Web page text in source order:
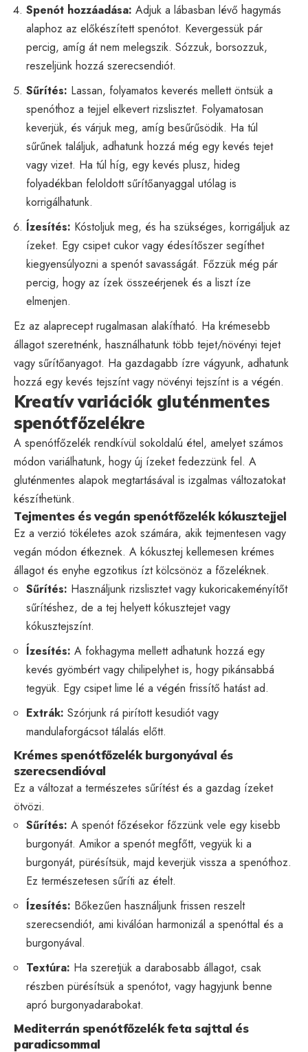
Spenót hozzáadása: Adjuk a lábasban lévő hagymás
alaphoz az előkészített spenótot. Kevergessük pár
percig, amíg át nem melegszik. Sózzuk, borsozzuk,
reszeljünk hozzá szerecsendiót.
Sűrítés: Lassan, folyamatos keverés mellett öntsük a
spenóthoz a tejjel elkevert rizslisztet. Folyamatosan
keverjük, és várjuk meg, amíg besűrűsödik. Ha túl
sűrűnek találjuk, adhatunk hozzá még egy kevés tejet
vagy vizet. Ha túl híg, egy kevés plusz, hideg
folyadékban feloldott sűrítőanyaggal utólag is
korrigálhatunk.
Ízesítés: Kóstoljuk meg, és ha szükséges, korrigáljuk az
ízeket. Egy csipet cukor vagy édesítőszer segíthet
kiegyensúlyozni a spenót savasságát. Főzzük még pár
percig, hogy az ízek összeérjenek és a liszt íze
elmenjen.
Ez az alaprecept rugalmasan alakítható. Ha krémesebb
állagot szeretnénk, használhatunk több tejet/növényi tejet
vagy sűrítőanyagot. Ha gazdagabb ízre vágyunk, adhatunk
hozzá egy kevés tejszínt vagy növényi tejszínt is a végén.
Kreatív variációk gluténmentes
spenótfőzelékre
A spenótfőzelék rendkívül sokoldalú étel, amelyet számos
módon variálhatunk, hogy új ízeket fedezzünk fel. A
gluténmentes alapok megtartásával is izgalmas változatokat
készíthetünk.
Tejmentes és vegán spenótfőzelék kókusztejjel
Ez a verzió tökéletes azok számára, akik tejmentesen vagy
vegán módon étkeznek. A kókusztej kellemesen krémes
állagot és enyhe egzotikus ízt kölcsönöz a főzeléknek.
Sűrítés: Használjunk rizslisztet vagy kukoricakeményítőt
sűrítéshez, de a tej helyett kókusztejet vagy
kókusztejszínt.
Ízesítés: A fokhagyma mellett adhatunk hozzá egy
kevés gyömbért vagy chilipelyhet is, hogy pikánsabbá
tegyük. Egy csipet lime lé a végén frissítő hatást ad.
Extrák: Szórjunk rá pirított kesudiót vagy
mandulaforgácsot tálalás előtt.
Krémes spenótfőzelék burgonyával és
szerecsendióval
Ez a változat a természetes sűrítést és a gazdag ízeket
ötvözi.
Sűrítés: A spenót főzésekor főzzünk vele egy kisebb
burgonyát. Amikor a spenót megfőtt, vegyük ki a
burgonyát, pürésítsük, majd keverjük vissza a spenóthoz.
Ez természetesen sűríti az ételt.
Ízesítés: Bőkezűen használjunk frissen reszelt
szerecsendiót, ami kiválóan harmonizál a spenóttal és a
burgonyával.
Textúra: Ha szeretjük a darabosabb állagot, csak
részben pürésítsük a spenótot, vagy hagyjunk benne
apró burgonyadarabokat.
Mediterrán spenótfőzelék feta sajttal és
paradicsommal